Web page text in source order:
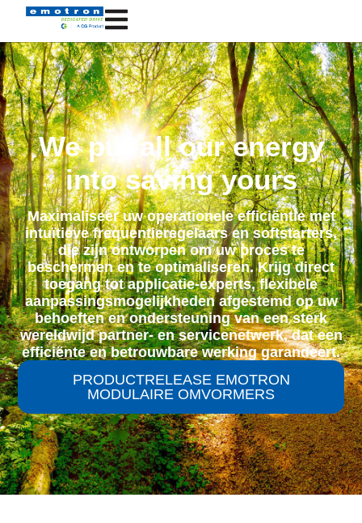
We put all our energy
into saving yours
Maximaliseer uw operationele efficiëntie met
intuïtieve frequentieregelaars en softstarters,
die zijn ontworpen om uw proces te
beschermen en te optimaliseren. Krijg direct
toegang tot applicatie-experts, flexibele
aanpassingsmogelijkheden afgestemd op uw
behoeften en ondersteuning van een sterk
wereldwijd partner- en servicenetwerk, dat een
efficiënte en betrouwbare werking garandeert.
PRODUCTRELEASE EMOTRON
MODULAIRE OMVORMERS